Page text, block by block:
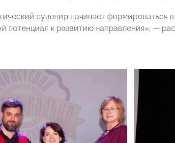
сувенир начинает
потенциал к развитию направления», —